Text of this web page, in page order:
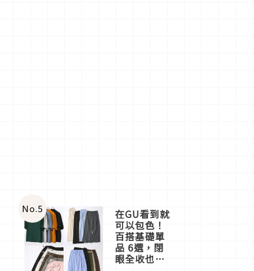
No.5 在GU看到就
可以包色！
百搭基礎單
品 6選，閉
眼全收也不